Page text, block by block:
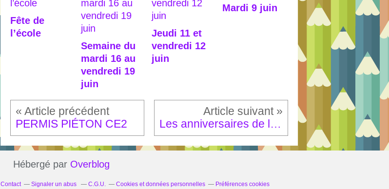
Fête de
l’école
Semaine du
mardi 16 au
vendredi 19
juin
Jeudi 11 et
vendredi 12
juin
Mardi 9 juin
PERMIS PIÉTON CE2 Les anniversaires de la troisième période
Hébergé par Overblog
Contact Signaler un abus C.G.U. Cookies et données personnelles Préférences cookies